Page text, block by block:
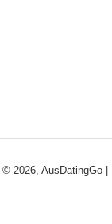
© 2026, AusDatingGo |